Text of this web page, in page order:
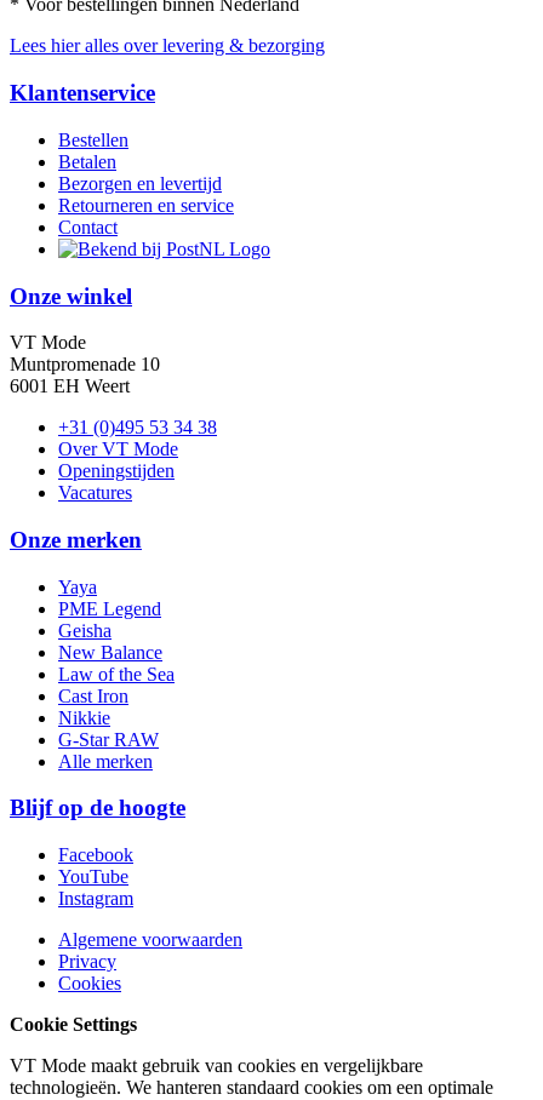
* Voor bestellingen binnen Nederland
Lees hier alles over levering & bezorging
Klantenservice
Bestellen
Betalen
Bezorgen en levertijd
Retourneren en service
Contact
Onze winkel
VT Mode
Muntpromenade 10
6001 EH Weert
+31 (0)495 53 34 38
Over VT Mode
Openingstijden
Vacatures
Onze merken
Yaya
PME Legend
Geisha
New Balance
Law of the Sea
Cast Iron
Nikkie
G-Star RAW
Alle merken
Blijf op de hoogte
Facebook
YouTube
Instagram
Algemene voorwaarden
Privacy
Cookies
Cookie Settings
VT Mode maakt gebruik van cookies en vergelijkbare
technologieën. We hanteren standaard cookies om een optimale